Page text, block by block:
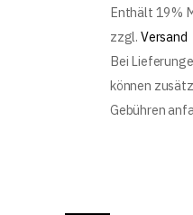
Enthält 19%
zzgl. Versand
Bei
können
Gebühren